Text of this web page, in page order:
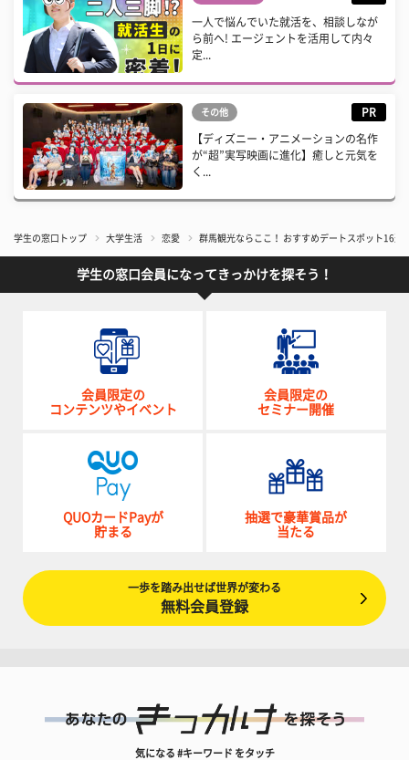
一人で悩んでいた就活を、相談しなが
ら前へ! エージェントを活用して内々
定...
その他 PR
【ディズニー・アニメーションの名作
が“超”実写映画に進化】癒しと元気を
く...
学生の窓口トップ 大学生活 恋愛 群馬観光ならここ！ おすすめデートスポット16選
学生の窓口会員になってきっかけを探そう！
会員限定の
コンテンツやイベント
会員限定の
セミナー開催
QUOカードPayが
貯まる
抽選で豪華賞品が
当たる
一歩を踏み出せば世界が変わる
無料会員登録
気になる #キーワード をタッチ